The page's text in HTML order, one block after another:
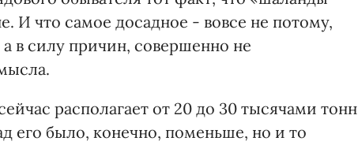
И что самое досадное - вовсе не потому,
в силу причин, совершенно не
располагает от 20 до 30 тысячами тонн
его было, конечно, поменьше, но и то